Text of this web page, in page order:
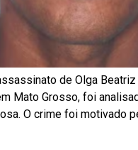
de Olga
Mato Grosso, foi
O crime foi motivado